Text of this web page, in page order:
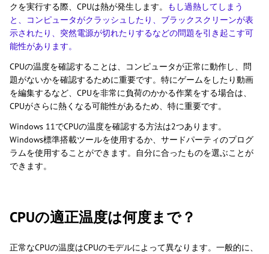
クを実行する際、CPUは熱が発生します。
もし過熱してしまう
と、コンピュータがクラッシュしたり、ブラックスクリーンが表
示されたり、突然電源が切れたりするなどの問題を引き起こす可
能性があります。
CPUの温度を確認することは、コンピュータが正常に動作し、問
題がないかを確認するために重要です。特にゲームをしたり動画
を編集するなど、CPUを非常に負荷のかかる作業をする場合は、
CPUがさらに熱くなる可能性があるため、特に重要です。
Windows 11でCPUの温度を確認する方法は2つあります。
Windows標準搭載ツールを使用するか、サードパーティのプログ
ラムを使用することができます。自分に合ったものを選ぶことが
できます。
CPUの適正温度は何度まで？
正常なCPUの温度はCPUのモデルによって異なります。一般的に、